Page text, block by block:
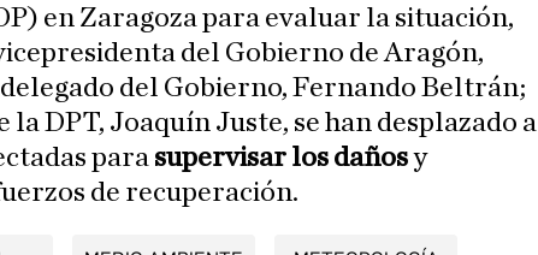
en Zaragoza para evaluar la situación,
del Gobierno de Aragón,
del Gobierno, Fernando Beltrán;
la DPT, Joaquín Juste, se han desplazado a
para supervisar los dañosy
de recuperación.